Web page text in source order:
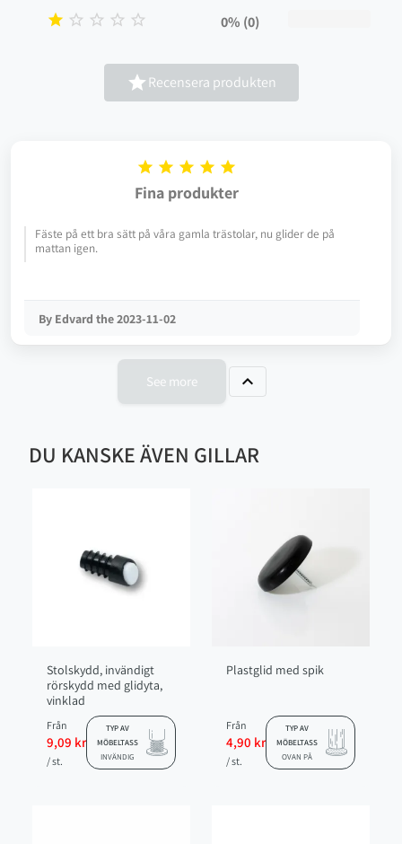
     0% (0)
Recensera produkten
    
Fina produkter
Fäste på ett bra sätt på våra gamla trästolar, nu glider de på
mattan igen.
By Edvard the 2023-11-02
See more 
DU KANSKE ÄVEN GILLAR
Stolskydd, invändigt
rörskydd med glidyta,
vinklad
Från
9,09 kr
/ st.
TYP AV
MÖBELTASS
INVÄNDIG
Plastglid med spik
Från
4,90 kr
/ st.
TYP AV
MÖBELTASS
OVAN PÅ